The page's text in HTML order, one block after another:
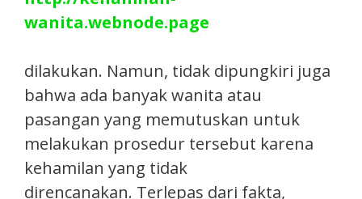
wanita.webnode.page
dilakukan. Namun, tidak dipungkiri juga
bahwa ada banyak wanita atau
pasangan yang memutuskan untuk
melakukan prosedur tersebut karena
kehamilan yang tidak
direncanakan. Terlepas dari fakta,